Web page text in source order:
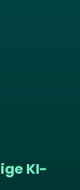
KI-